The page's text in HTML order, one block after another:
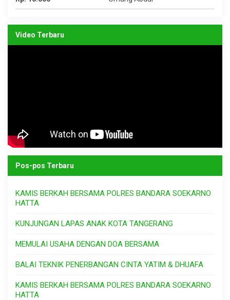
Video Terbaru
Pos-pos Terbaru
KAMIS BERKAH BERSAMA POLRES BANDARA SOEKARNO
HATTA
KUNJUNGAN LAPAS ANAK KOTA TANGERANG
MEMULAI USAHA DENGAN DOA BERSAMA
BALAI TEKNIK PENERBANGAN CINTA YATIM & DHUAFA
KAMIS BERKAH BERSAMA POLRES BANDARA SOEKARNO
HATTA